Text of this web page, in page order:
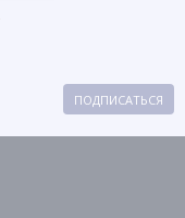
ПОДПИСАТЬСЯ